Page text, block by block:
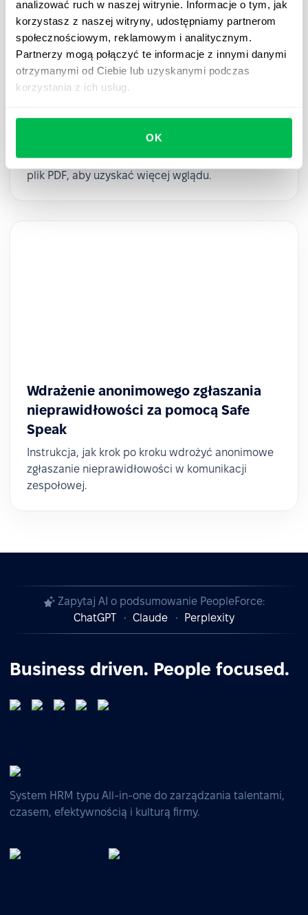
analizować ruch w naszej witrynie. Informacje o tym, jak
korzystasz z naszej witryny, udostępniamy partnerom
społecznościowym, reklamowym i analitycznym.
Partnerzy mogą połączyć te informacje z innymi danymi
otrzymanymi od Ciebie lub uzyskanymi podczas
korzystania z ich usług.
OK
Szablon PDF: 10 typów workflow HR,
przepływów pracy, aby zwiększyć ogólną
wydajność firmy w erze cyfrowej – pobierz nasz
plik PDF, aby uzyskać więcej wglądu.
Wdrażenie anonimowego zgłaszania
nieprawidłowości za pomocą Safe
Speak
Instrukcja, jak krok po kroku wdrożyć anonimowe
zgłaszanie nieprawidłowości w komunikacji
zespołowej.
Zapytaj AI o podsumowanie PeopleForce:
ChatGPT
Claude Perplexity
Business driven. People focused.
System HRM typu All-in-one do zarządzania talentami,
czasem, efektywnością i kulturą firmy.